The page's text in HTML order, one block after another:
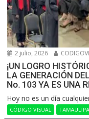
2 julio, 2026
¡UN LOGRO
LA GENERACIÓN
No. 103 YA ES UNA
Hoy no es un día
CÓDIGO VISUAL